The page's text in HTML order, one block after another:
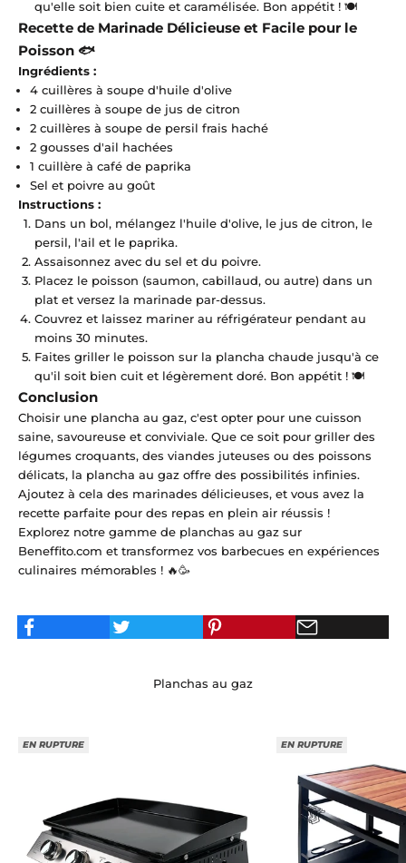
qu'elle soit bien cuite et caramélisée. Bon appétit ! 🍽️
Recette de Marinade Délicieuse et Facile pour le
Poisson 🐟
Ingrédients :
4 cuillères à soupe d'huile d'olive
2 cuillères à soupe de jus de citron
2 cuillères à soupe de persil frais haché
2 gousses d'ail hachées
1 cuillère à café de paprika
Sel et poivre au goût
Instructions :
Dans un bol, mélangez l'huile d'olive, le jus de citron, le
persil, l'ail et le paprika.
Assaisonnez avec du sel et du poivre.
Placez le poisson (saumon, cabillaud, ou autre) dans un
plat et versez la marinade par-dessus.
Couvrez et laissez mariner au réfrigérateur pendant au
moins 30 minutes.
Faites griller le poisson sur la plancha chaude jusqu'à ce
qu'il soit bien cuit et légèrement doré. Bon appétit ! 🍽️
Conclusion
Choisir une plancha au gaz, c'est opter pour une cuisson
saine, savoureuse et conviviale. Que ce soit pour griller des
légumes croquants, des viandes juteuses ou des poissons
délicats, la plancha au gaz offre des possibilités infinies.
Ajoutez à cela des marinades délicieuses, et vous avez la
recette parfaite pour des repas en plein air réussis !
Explorez notre gamme de planchas au gaz sur
Beneffito.com et transformez vos barbecues en expériences
culinaires mémorables ! 🔥🥳
Planchas au gaz
EN RUPTURE EN RUPTURE